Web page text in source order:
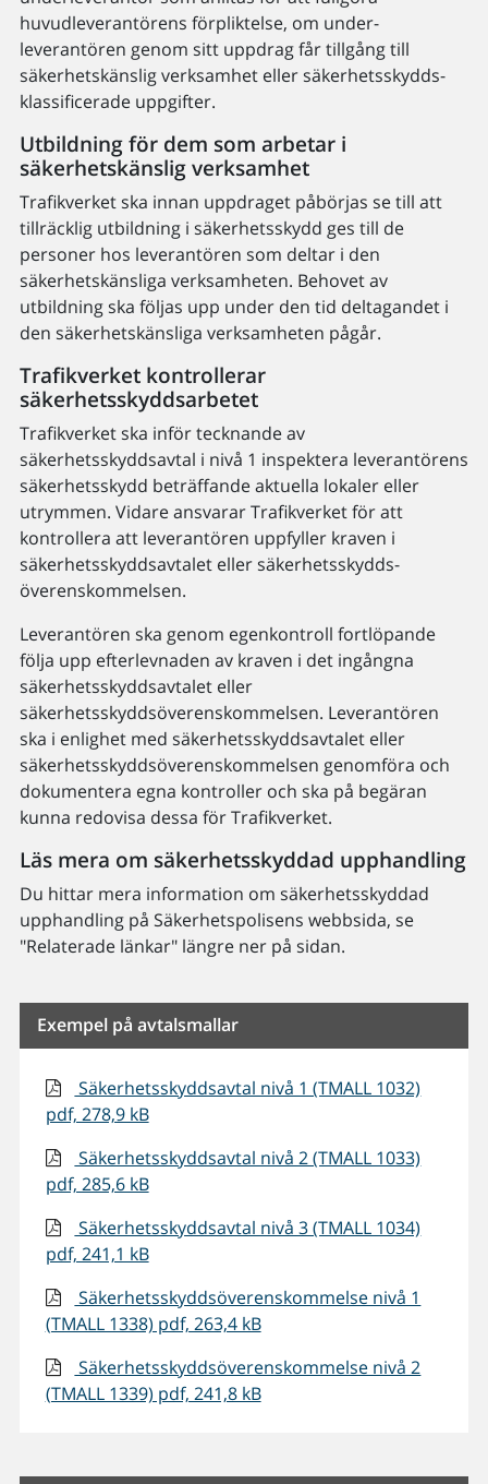
huvudleverantörens förpliktelse, om under­
leverantören genom sitt uppdrag får tillgång till
säkerhetskänslig verksamhet eller säkerhets­skydds­
klassificerade uppgifter.
Utbildning för dem som arbetar i
säkerhetskänslig verksamhet
Trafikverket ska innan uppdraget påbörjas se till att
tillräcklig utbildning i säkerhetsskydd ges till de
personer hos leverantören som deltar i den
säkerhetskänsliga verksamheten. Behovet av
utbildning ska följas upp under den tid deltagandet i
den säkerhetskänsliga verksamheten pågår.
Trafikverket kontrollerar
säkerhetsskyddsarbetet
Trafikverket ska inför tecknande av
säkerhetsskyddsavtal i nivå 1 inspektera leverantörens
säkerhetsskydd beträffande aktuella lokaler eller
utrymmen. Vidare ansvarar Trafikverket för att
kontrollera att leverantören uppfyller kraven i
säkerhetsskyddsavtalet eller säkerhets­skydds­
överenskommelsen.
Leverantören ska genom egenkontroll fortlöpande
följa upp efterlevnaden av kraven i det ingångna
säkerhetsskyddsavtalet eller
säkerhetsskyddsöverenskommelsen. Leverantören
ska i enlighet med säkerhetsskyddsavtalet eller
säkerhetsskyddsöverenskommelsen genomföra och
dokumentera egna kontroller och ska på begäran
kunna redovisa dessa för Trafikverket.
Läs mera om säkerhetsskyddad upphandling
Du hittar mera information om säkerhetsskyddad
upphandling på Säkerhetspolisens webbsida, se
"Relaterade länkar" längre ner på sidan.
Exempel på avtalsmallar
Säkerhetsskyddsavtal nivå 1 (TMALL 1032)
pdf, 278,9 kB
Säkerhetsskyddsavtal nivå 2 (TMALL 1033)
pdf, 285,6 kB
Säkerhetsskyddsavtal nivå 3 (TMALL 1034)
pdf, 241,1 kB
Säkerhetsskyddsöverenskommelse nivå 1
(TMALL 1338) pdf, 263,4 kB
Säkerhetsskyddsöverenskommelse nivå 2
(TMALL 1339) pdf, 241,8 kB